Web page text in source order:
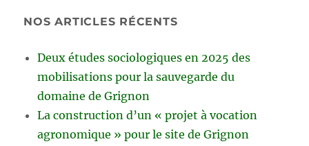
NOS ARTICLES RÉCENTS
Deux études sociologiques en 2025 des
mobilisations pour la sauvegarde du
domaine de Grignon
La construction d’un « projet à vocation
agronomique » pour le site de Grignon